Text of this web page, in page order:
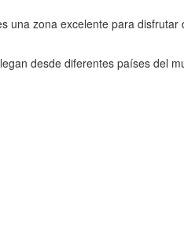
zona excelente para
desde diferentes países del